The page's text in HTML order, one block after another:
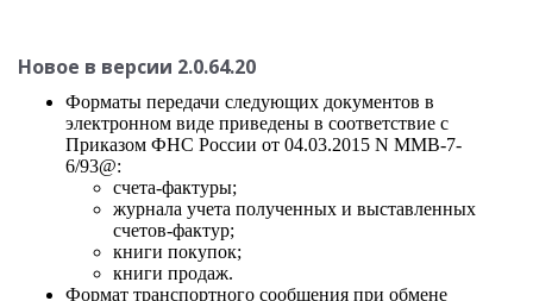
Новое в версии 2.0.64.20
Форматы передачи следующих документов в
электронном виде приведены в соответствие с
Приказом ФНС России от 04.03.2015 N ММВ-7-
6/93@:
счета-фактуры;
журнала учета полученных и выставленных
счетов-фактур;
книги покупок;
книги продаж.
Формат транспортного сообщения при обмене